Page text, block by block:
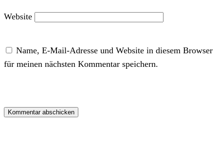
Website
Name, E-Mail-Adresse und Website in diesem Browser
für meinen nächsten Kommentar speichern.